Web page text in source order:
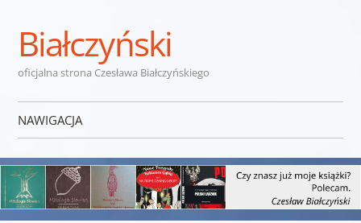
Białczyński
oficjalna strona Czesława Białczyńskiego
NAWIGACJA